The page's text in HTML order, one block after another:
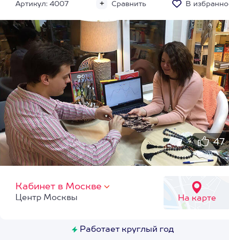
Артикул: 4007 Сравнить В
47
Кабинет в Москве
На карте
Центр Москвы
Работает круглый год